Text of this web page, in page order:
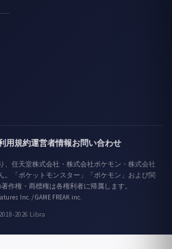
用規約運営者情報お問い合わせ
、任天堂株式会社・株式会社ポケモン・株式会社
。「ポケットモンスター」「ポケモン」および関
作権・商標権は各権利者に帰属します。
Inc. / GAME FREAK inc.
2026 Libra